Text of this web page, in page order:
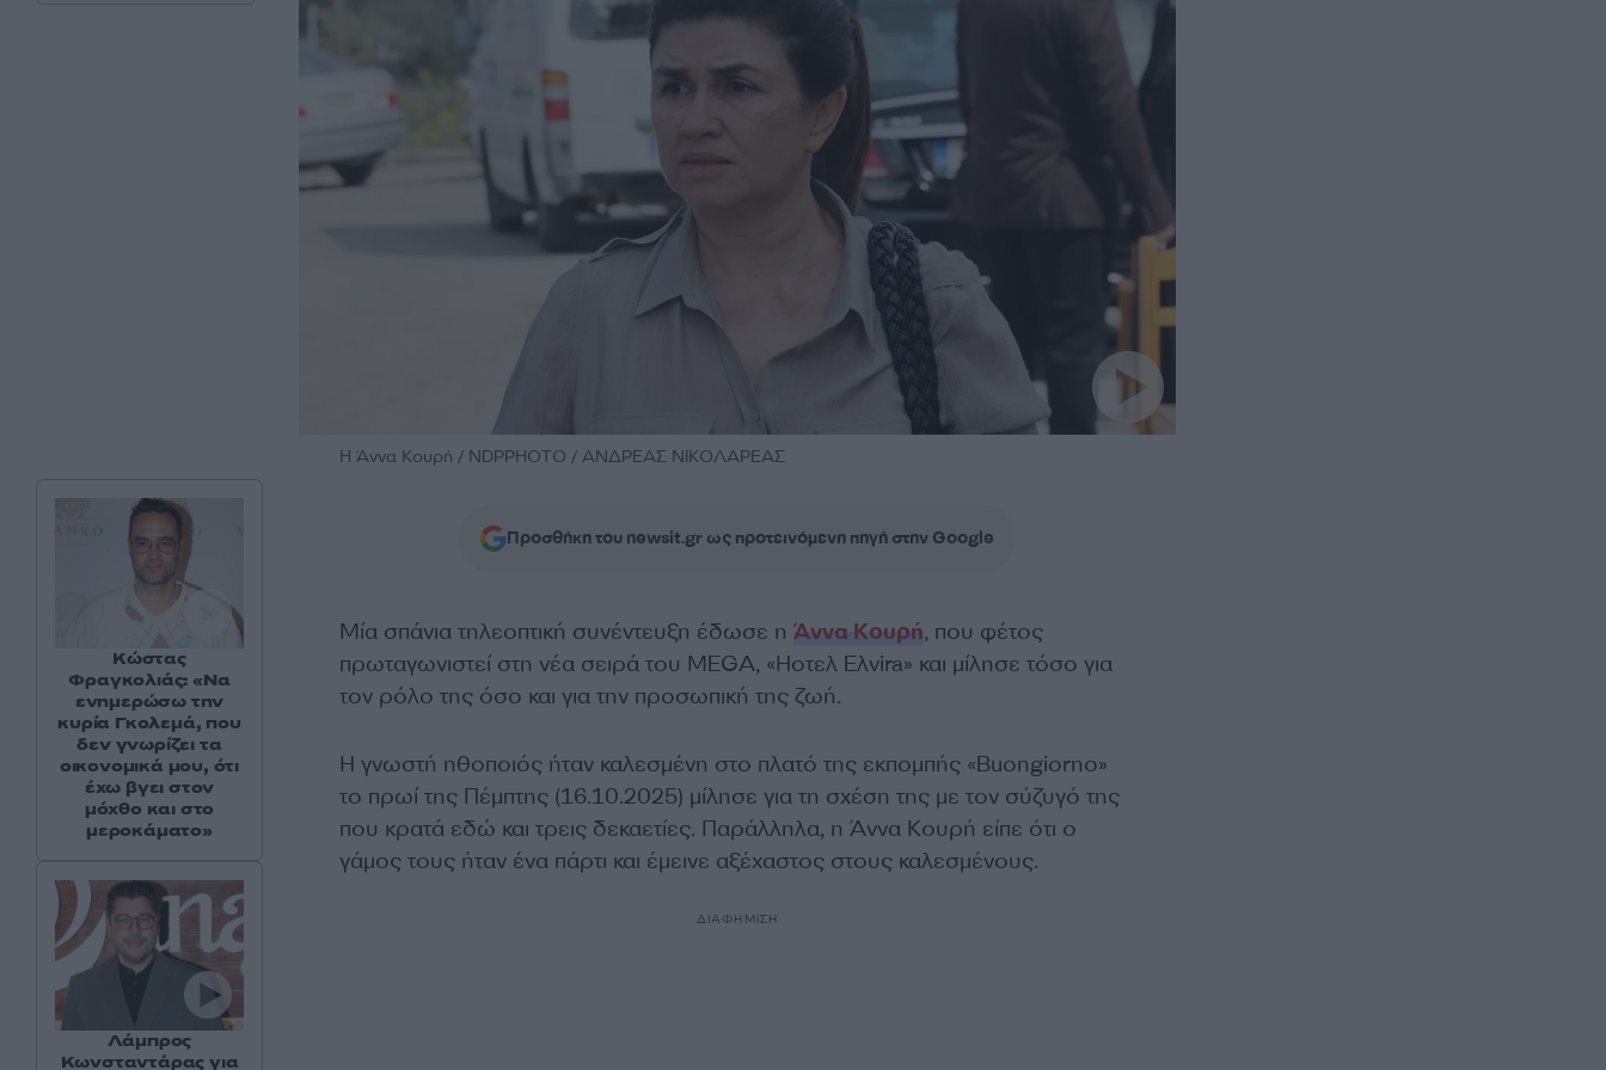
Η Άννα Κουρή / NDPPHOTO / ΑΝΔΡΕΑΣ ΝΙΚΟΛΑΡΕΑΣ
Προσθήκη του newsit.gr ως προτεινόμενη πηγή στην Google
Μία σπάνια τηλεοπτική συνέντευξη έδωσε η Άννα Κουρή, που φέτος
πρωταγωνιστεί στη νέα σειρά του MEGA, «Hοτελ Ελvira» και μίλησε τόσο για
τον ρόλο της όσο και για την προσωπική της ζωή.
Η γνωστή ηθοποιός ήταν καλεσμένη στο πλατό της εκπομπής «Buongiorno»
το πρωί της Πέμπτης (16.10.2025) μίλησε για τη σχέση της με τον σύζυγό της
που κρατά εδώ και τρεις δεκαετίες. Παράλληλα, η Άννα Κουρή είπε ότι ο
γάμος τους ήταν ένα πάρτι και έμεινε αξέχαστος στους καλεσμένους.
ΔΙΑΦΗΜΙΣΗ
Κώστας
Φραγκολιάς: «Να
ενημερώσω την
κυρία Γκολεμά, που
δεν γνωρίζει τα
οικονομικά μου, ότι
έχω βγει στον
μόχθο και στο
μεροκάματο»
Λάμπρος
Κωνσταντάρας για